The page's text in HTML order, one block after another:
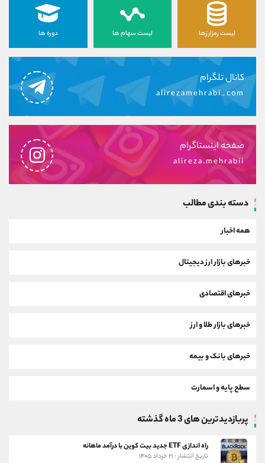
لیست رمزارزها لیست سهام ها دوره ها
کانال تلگرام
alirezamehrabi_com
صفحه اینستاگرام
alireza.mehrabii
دسته بندی مطالب
همه اخبار
خبرهای بازار ارز دیجیتال
خبرهای اقتصادی
خبرهای بازار طلا و ارز
خبرهای بانک و بیمه
سطح پایه و اسمارت
پربازدیدترین های 3 ماه گذشته
راه اندازی ETF جدید بیت کوین با درآمد ماهانه
تاریخ انتشار : ۲۱ خرداد ۱۴۰۵